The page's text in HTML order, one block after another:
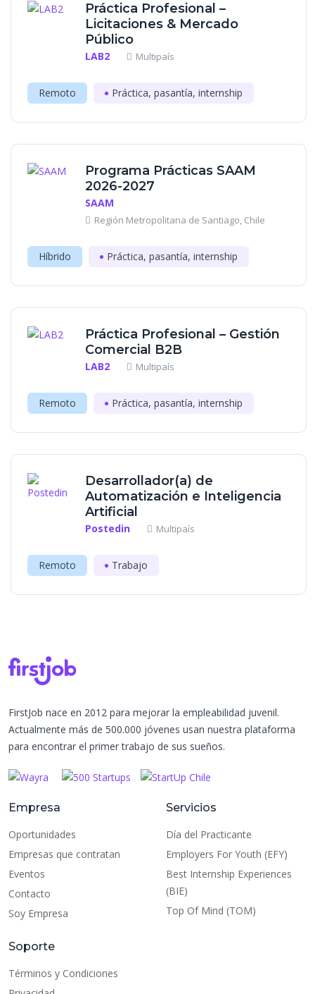
Práctica Profesional –
Licitaciones & Mercado
Público
LAB2 Multipaís
Remoto Práctica, pasantía, internship
Programa Prácticas SAAM
2026-2027
SAAM
Región Metropolitana de Santiago, Chile
Híbrido Práctica, pasantía, internship
Práctica Profesional – Gestión
Comercial B2B
LAB2 Multipaís
Remoto Práctica, pasantía, internship
Desarrollador(a) de
Automatización e Inteligencia
Artificial
Postedin Multipaís
Remoto Trabajo
FirstJob nace en 2012 para mejorar la empleabilidad juvenil.
Actualmente más de 500.000 jóvenes usan nuestra plataforma
para encontrar el primer trabajo de sus sueños.
Empresa
Oportunidades
Empresas que contratan
Eventos
Contacto
Soy Empresa
Servicios
Día del Practicante
Employers For Youth (EFY)
Best Internship Experiences
(BIE)
Top Of Mind (TOM)
Soporte
Términos y Condiciones